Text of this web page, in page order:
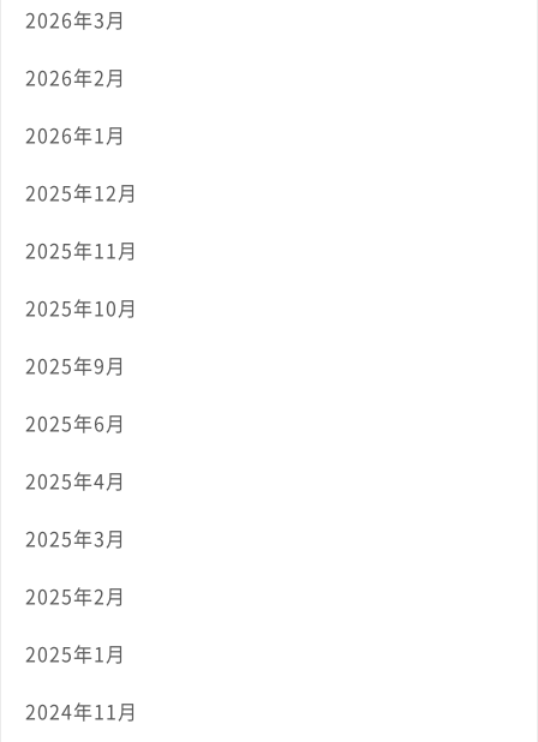
2026年3月
2026年2月
2026年1月
2025年12月
2025年11月
2025年10月
2025年9月
2025年6月
2025年4月
2025年3月
2025年2月
2025年1月
2024年11月